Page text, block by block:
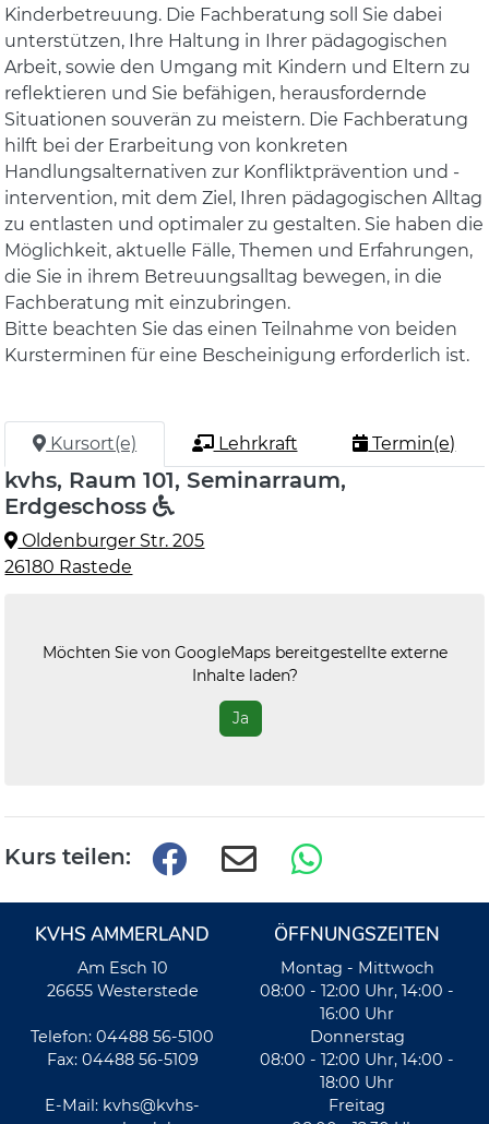
Kinderbetreuung. Die Fachberatung soll Sie dabei
unterstützen, Ihre Haltung in Ihrer pädagogischen
Arbeit, sowie den Umgang mit Kindern und Eltern zu
reflektieren und Sie befähigen, herausfordernde
Situationen souverän zu meistern. Die Fachberatung
hilft bei der Erarbeitung von konkreten
Handlungsalternativen zur Konfliktprävention und -
intervention, mit dem Ziel, Ihren pädagogischen Alltag
zu entlasten und optimaler zu gestalten. Sie haben die
Möglichkeit, aktuelle Fälle, Themen und Erfahrungen,
die Sie in ihrem Betreuungsalltag bewegen, in die
Fachberatung mit einzubringen.
Bitte beachten Sie das einen Teilnahme von beiden
Kursterminen für eine Bescheinigung erforderlich ist.
Kursort(e) Lehrkraft Termin(e)
kvhs, Raum 101, Seminarraum,
Erdgeschoss
Oldenburger Str. 205
26180 Rastede
Möchten Sie von GoogleMapsbereitgestellte externe
Inhalte laden?
Ja
Kurs teilen:
KVHS AMMERLAND
Am Esch 10
26655 Westerstede
Telefon: 04488 56-5100
Fax: 04488 56-5109
E-Mail: kvhs@kvhs-
ÖFFNUNGSZEITEN
Montag - Mittwoch
08:00 - 12:00 Uhr, 14:00 -
16:00 Uhr
Donnerstag
08:00 - 12:00 Uhr, 14:00 -
18:00 Uhr
Freitag